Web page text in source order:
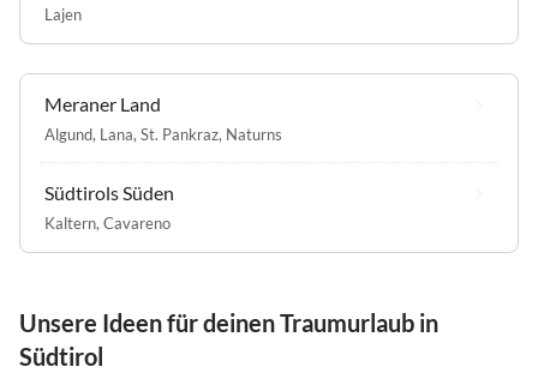
Lajen
Meraner Land
Algund, Lana, St. Pankraz, Naturns
Südtirols Süden
Kaltern, Cavareno
Unsere Ideen für deinen Traumurlaub in
Südtirol